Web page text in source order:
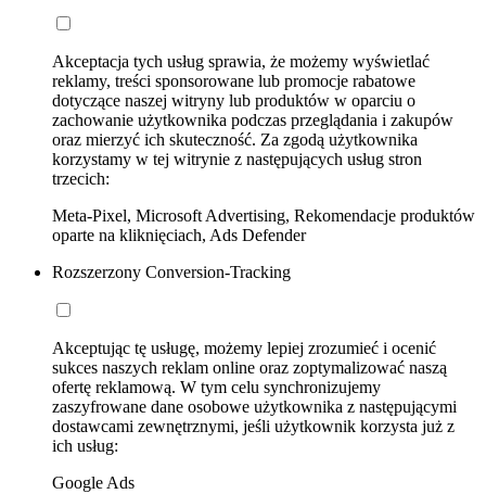
Akceptacja tych usług sprawia, że możemy wyświetlać
reklamy, treści sponsorowane lub promocje rabatowe
dotyczące naszej witryny lub produktów w oparciu o
zachowanie użytkownika podczas przeglądania i zakupów
oraz mierzyć ich skuteczność. Za zgodą użytkownika
korzystamy w tej witrynie z następujących usług stron
trzecich:
Meta-Pixel, Microsoft Advertising, Rekomendacje produktów
oparte na kliknięciach, Ads Defender
Rozszerzony Conversion-Tracking
Akceptując tę usługę, możemy lepiej zrozumieć i ocenić
sukces naszych reklam online oraz zoptymalizować naszą
ofertę reklamową. W tym celu synchronizujemy
zaszyfrowane dane osobowe użytkownika z następującymi
dostawcami zewnętrznymi, jeśli użytkownik korzysta już z
ich usług:
Google Ads